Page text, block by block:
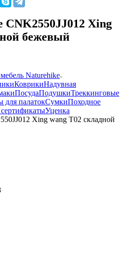
CNK2550JJ012 Xing
бежевый
Naturehike
КоврикиНадувная
ПосудаПодушкиТреккинговые
для палатокСумкиПоходное
Уценка
Xing wang T02 складной